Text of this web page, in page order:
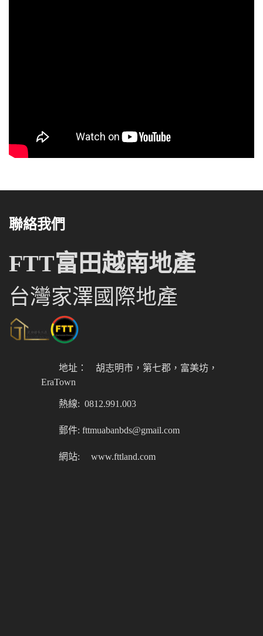
聯絡我們
FTT富田越南地產
台灣家澤國際地產
地址：
胡志明市，第七郡，富美坊，
EraTown
熱線: 0812.991.003
郵件: fttmuabanbds@gmail.com
網站: www.fttland.com